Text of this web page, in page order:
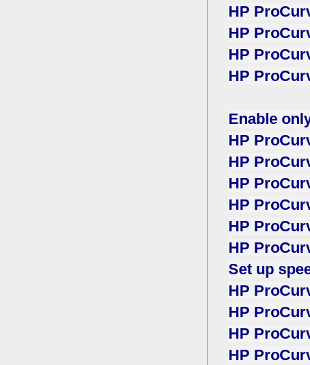
HP
HP
HP
HP
Enable
HP
HP
HP
HP
HP
HP
Set up
HP
HP
HP
HP